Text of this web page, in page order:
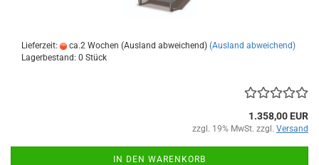
Lieferzeit: ca.2 Wochen (Ausland abweichend) (Ausland abweichend)
Lagerbestand: 0 Stück
1.358,00 EUR
zzgl. 19% MwSt. zzgl. Versand
IN DEN WARENKORB